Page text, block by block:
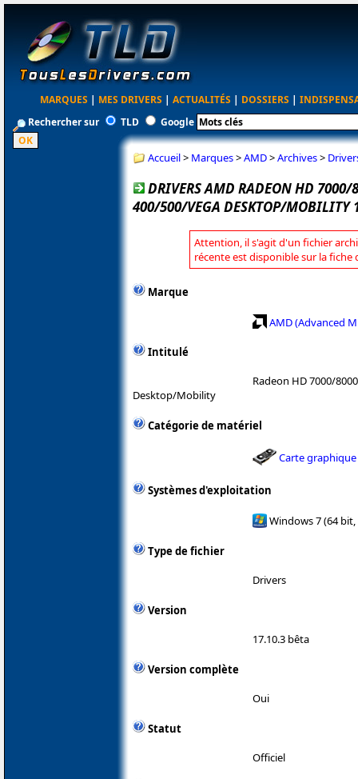
MARQUES | MES DRIVERS | ACTUALITÉS | DOSSIERS |
Rechercher sur
TLD Google
Accueil> Marques>AMD>Archives>
DRIVERS AMD RADEON HD
400/500/VEGA DESKTOP/MOBILITY
Attention, il s'agit d'un fichier
récente est disponible sur la fiche
Marque
AMD (Advanced
Intitulé
Radeon HD 7000/
Desktop/Mobility
Catégorie de matériel
Carte graphique
Systèmes d'exploitation
Windows 7 (64 bit,
Type de fichier
Drivers
Version
17.10.3 bêta
Version complète
Oui
Statut
Officiel